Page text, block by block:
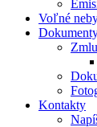
Voľné
Kontakty